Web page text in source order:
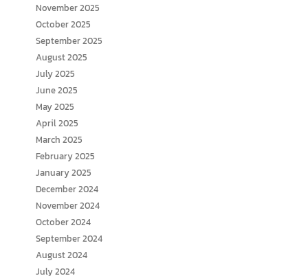
November 2025
October 2025
September 2025
August 2025
July 2025
June 2025
May 2025
April 2025
March 2025
February 2025
January 2025
December 2024
November 2024
October 2024
September 2024
August 2024
July 2024